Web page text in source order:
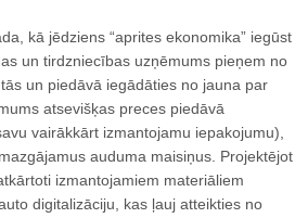
kā jēdziens “aprites ekonomika” iegūst
un tirdzniecības uzņēmums pieņem no
un piedāvā iegādāties no jauna par
atsevišķas preces piedāvā
vairākkārt izmantojamu iepakojumu),
auduma maisiņus. Projektējot
izmantojamiem materiāliem
digitalizāciju, kas ļauj atteikties no